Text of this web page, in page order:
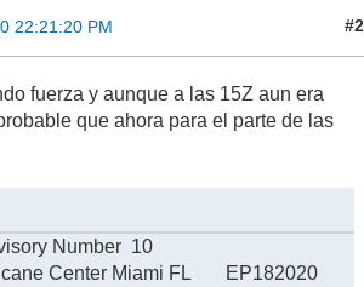
22:21:20 PM #2
fuerza y aunque a las 15Z aun era
que ahora para el parte de las
Number 10
Center Miami FL EP182020